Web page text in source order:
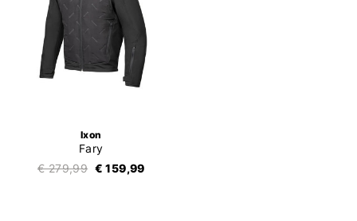
Ixon
Fary
€ 279,99 € 159,99